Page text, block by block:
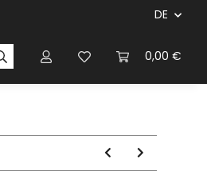
DE
0,00 €
Regelbücher Magazinen &